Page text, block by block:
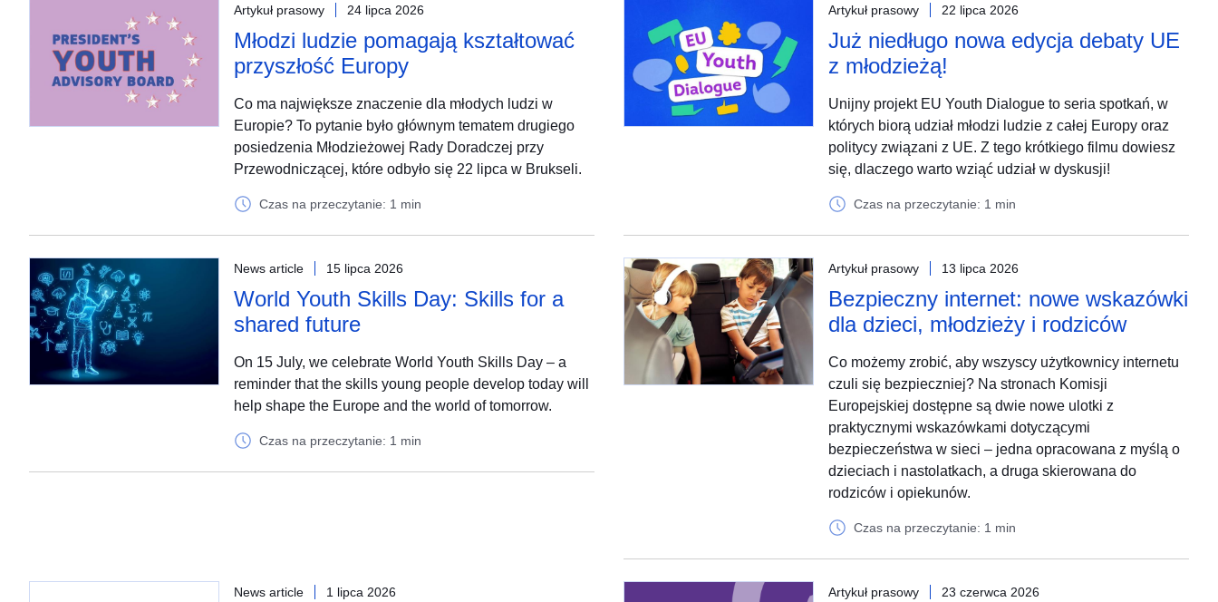
Artykuł prasowy 24 lipca 2026
Młodzi ludzie pomagają kształtować
przyszłość Europy
Co ma największe znaczenie dla młodych ludzi w
Europie? To pytanie było głównym tematem drugiego
posiedzenia Młodzieżowej Rady Doradczej przy
Przewodniczącej, które odbyło się 22 lipca w Brukseli.
Czas na przeczytanie: 1 min
Artykuł prasowy 22 lipca 2026
Już niedługo nowa edycja debaty UE
z młodzieżą!
Unijny projekt EU Youth Dialogue to seria spotkań, w
których biorą udział młodzi ludzie z całej Europy oraz
politycy związani z UE. Z tego krótkiego filmu dowiesz
się, dlaczego warto wziąć udział w dyskusji!
Czas na przeczytanie: 1 min
News article 15 lipca 2026
World Youth Skills Day: Skills for a
shared future
On 15 July, we celebrate World Youth Skills Day – a
reminder that the skills young people develop today will
help shape the Europe and the world of tomorrow.
Czas na przeczytanie: 1 min
Artykuł prasowy 13 lipca 2026
Bezpieczny internet: nowe wskazówki
dla dzieci, młodzieży i rodziców
Co możemy zrobić, aby wszyscy użytkownicy internetu
czuli się bezpieczniej? Na stronach Komisji
Europejskiej dostępne są dwie nowe ulotki z
praktycznymi wskazówkami dotyczącymi
bezpieczeństwa w sieci – jedna opracowana z myślą o
dzieciach i nastolatkach, a druga skierowana do
rodziców i opiekunów.
Czas na przeczytanie: 1 min
News article 1 lipca 2026 Artykuł prasowy 23 czerwca 2026